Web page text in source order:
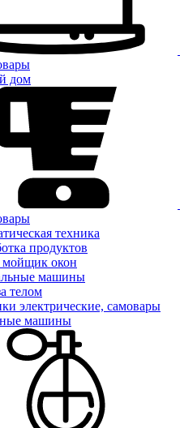
дом
техника
продуктов
мойщик окон
машины
телом
электрические, самовары
машины